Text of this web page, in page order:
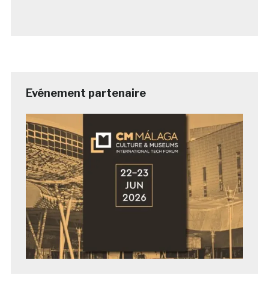
Evénement partenaire